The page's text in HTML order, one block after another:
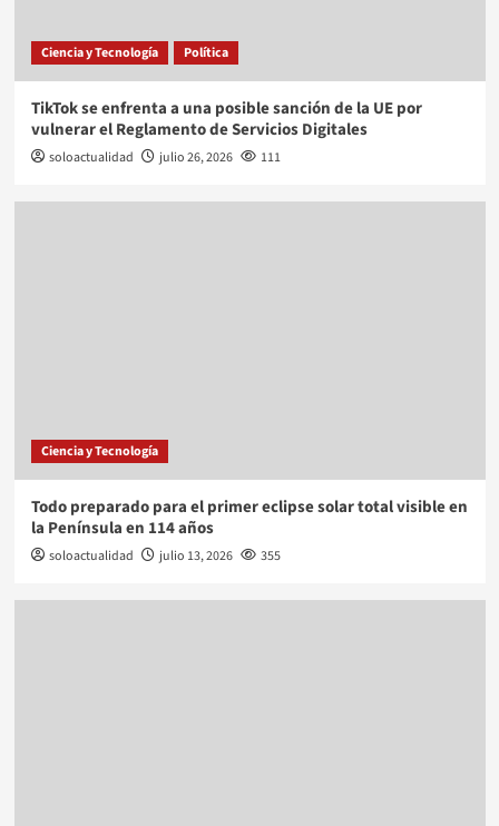
Ciencia y Tecnología Política
TikTok se enfrenta a una posible sanción de la UE por
vulnerar el Reglamento de Servicios Digitales
soloactualidad julio 26, 2026 111
Ciencia y Tecnología
Todo preparado para el primer eclipse solar total visible en
la Península en 114 años
soloactualidad julio 13, 2026 355